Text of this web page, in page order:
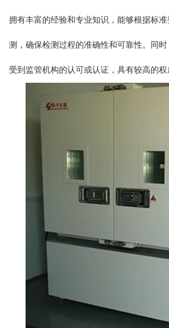
拥有丰富的经验和专业知识，能够根据标
测，确保检测过程的准确性和可靠性。同
受到监管机构的认可或认证，具有较高的权